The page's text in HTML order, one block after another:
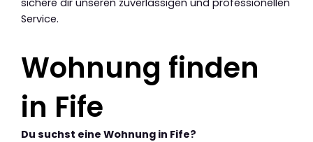
Service.
Wohnung finden
in Fife
Du suchst eine Wohnung in Fife?